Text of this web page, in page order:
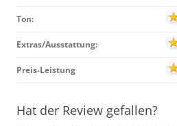
Ton:
Extras/Ausstattung:
Preis-Leistung
Hat der Review gefallen?